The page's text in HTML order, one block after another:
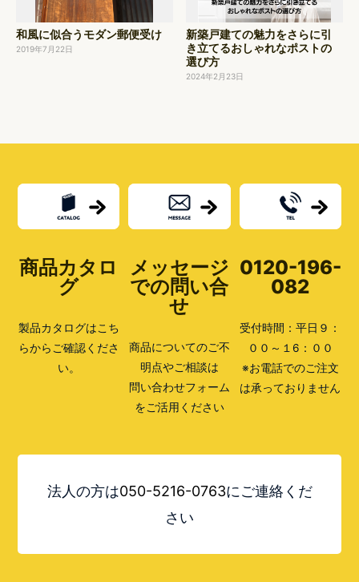
和風に似合うモダン郵便受け
2019年7月22日
新築戸建ての魅力をさらに引
き立てるおしゃれなポストの
選び方
2024年2月23日
商品カタロ
グ
製品カタログはこち
らからご確認くださ
い。
メッセージ
での問い合
せ
商品についてのご不
明点やご相談は
問い合わせフォーム
をご活用ください
0120-196-
082
受付時間：平日９：
００～１6：００
※お電話でのご注文
は承っておりません
法人の方は050-5216-0763にご連絡くだ
さい